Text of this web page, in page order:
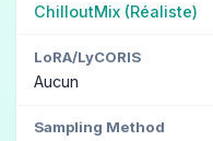
ChilloutMix (Réaliste)
LoRA/LyCORIS
Aucun
Sampling Method